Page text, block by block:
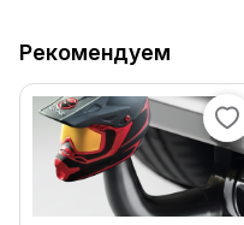
Рекомендуем